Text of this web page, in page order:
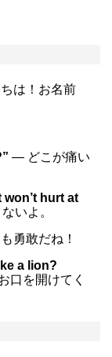
は！お名前
― どこが痛い
won’t hurt at
いよ。
勇敢だね！
a lion?
口を開けてく